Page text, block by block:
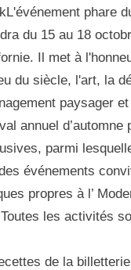
phare
du 15 au 18
Il met à
du siècle, l'art, la
paysager
annuel d’automne
parmi
événements
propres à l’
les activités
de la